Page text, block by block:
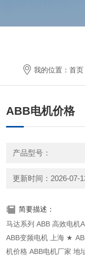
我的位置： 首页
ABB电机价格
产品型号：
更新时间：2026-07-
简要描述：
马达系列 ABB 高效电机ABB马达代理商 ABB代
ABB变频电机 上海 ★ ABB电机系列选型 有哪些系列 选型资料 价格优势 ABB电
机价格 ABB电机厂家 地